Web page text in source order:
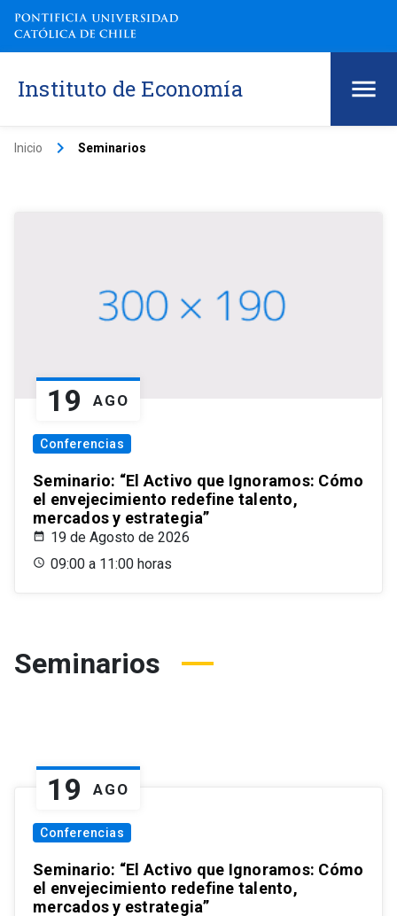
Instituto de Economía
Inicio keyboard_arrow_right Seminarios
19 AGO
Conferencias
Seminario: “El Activo que Ignoramos: Cómo
el envejecimiento redefine talento,
mercados y estrategia”
19 de Agosto de 2026
09:00 a 11:00 horas
Seminarios
19 AGO
Conferencias
Seminario: “El Activo que Ignoramos: Cómo
el envejecimiento redefine talento,
mercados y estrategia”